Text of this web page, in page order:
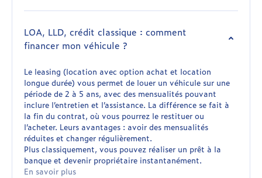
LOA, LLD, crédit classique : comment
financer mon véhicule ?
Le leasing (location avec option achat et location
longue durée) vous permet de louer un véhicule sur une
période de 2 à 5 ans, avec des mensualités pouvant
inclure l’entretien et l’assistance. La différence se fait à
la fin du contrat, où vous pourrez le restituer ou
l’acheter. Leurs avantages : avoir des mensualités
réduites et changer régulièrement.
Plus classiquement, vous pouvez réaliser un prêt à la
banque et devenir propriétaire instantanément.
En savoir plus